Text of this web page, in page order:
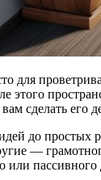
для
этого
сделать его
до простых
—
или пассивного